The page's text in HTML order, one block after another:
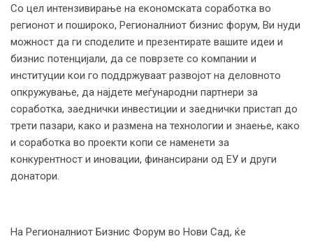
Со цел интензивирање на економската соработка во
регионот и пошироко, Регионалниот бизнис форум, Ви нуди
можност да ги споделите и презентирате вашите идеи и
бизнис потенцијали, да се поврзете со компании и
институции кои го поддржуваат развојот на деловното
опкружување, да најдете меѓународни партнери за
соработка, заеднички инвестиции и заеднички пристап до
трети пазари, како и размена на технологии и знаење, како
и соработка во проекти копи се наменети за
конкурентност и иновации, финансирани од ЕУ и други
донатори.
На Регионалниот Бизнис Форум во Нови Сад, ќе